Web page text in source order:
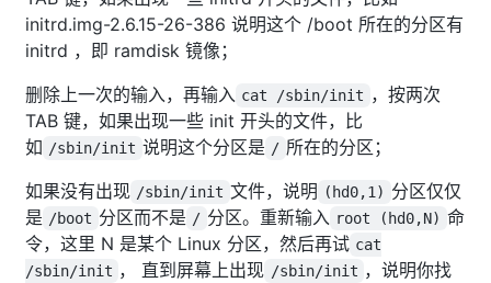
initrd.img-2.6.15-26-386 说明这个 /boot 所在的分区有
initrd ，即 ramdisk 镜像；
删除上一次的输入，再输入 cat /sbin/init ，按两次
TAB 键，如果出现一些 init 开头的文件，比
如 /sbin/init 说明这个分区是 / 所在的分区；
如果没有出现 /sbin/init 文件，说明 (hd0,1) 分区仅仅
是 /boot 分区而不是 / 分区。重新输入 root (hd0,N) 命
令，这里 N 是某个 Linux 分区，然后再试 cat
/sbin/init ， 直到屏幕上出现 /sbin/init ，说明你找